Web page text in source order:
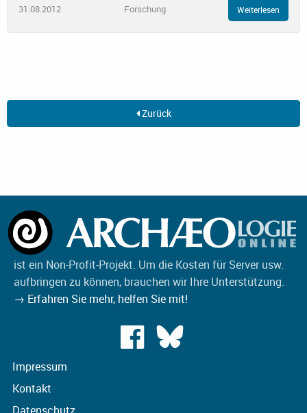
31.08.2012 Forschung Weiterlesen
Zurück
ist ein Non-Profit-Projekt. Um die Kosten für Server usw.
aufbringen zu können, brauchen wir Ihre Unterstützung.
→ Erfahren Sie mehr, helfen Sie mit!
Impressum
Kontakt